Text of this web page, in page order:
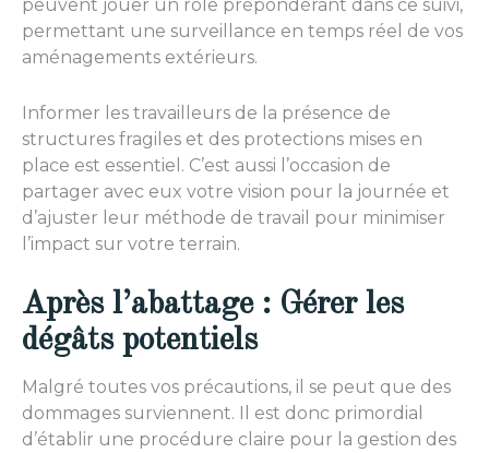
peuvent jouer un rôle prépondérant dans ce suivi,
permettant une surveillance en temps réel de vos
aménagements extérieurs.
Informer les travailleurs de la présence de
structures fragiles et des protections mises en
place est essentiel. C’est aussi l’occasion de
partager avec eux votre vision pour la journée et
d’ajuster leur méthode de travail pour minimiser
l’impact sur votre terrain.
Après l’abattage : Gérer les
dégâts potentiels
Malgré toutes vos précautions, il se peut que des
dommages surviennent. Il est donc primordial
d’établir une procédure claire pour la gestion des